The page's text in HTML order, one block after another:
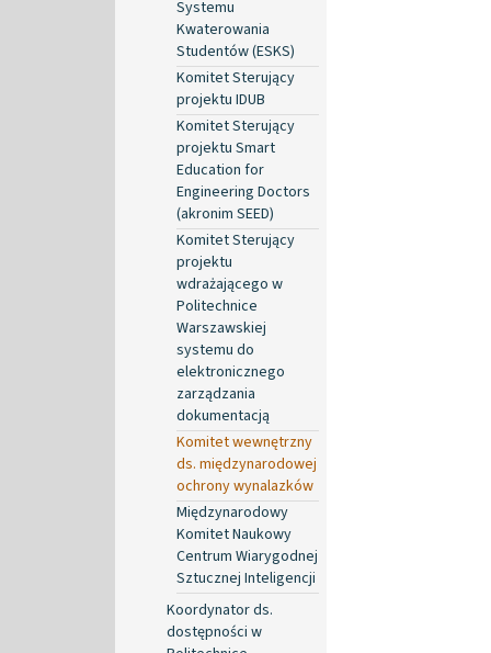
Systemu
Kwaterowania
Studentów (ESKS)
Komitet Sterujący
projektu IDUB
Komitet Sterujący
projektu Smart
Education for
Engineering Doctors
(akronim SEED)
Komitet Sterujący
projektu
wdrażającego w
Politechnice
Warszawskiej
systemu do
elektronicznego
zarządzania
dokumentacją
Komitet wewnętrzny
ds. międzynarodowej
ochrony wynalazków
Międzynarodowy
Komitet Naukowy
Centrum Wiarygodnej
Sztucznej Inteligencji
Koordynator ds.
dostępności w